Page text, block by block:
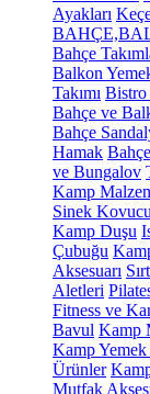
Ayakları
Bahçe
Balkon
Takımı Bistro
Bahçe ve
Bahçe
Hamak
ve Bungalov
Kamp
Sinek
Kamp Duşu
Çubuğu
Aksesuarı
Aletleri
Fitness ve
Bavul Kamp
Kamp
Ürünler
Mutfak